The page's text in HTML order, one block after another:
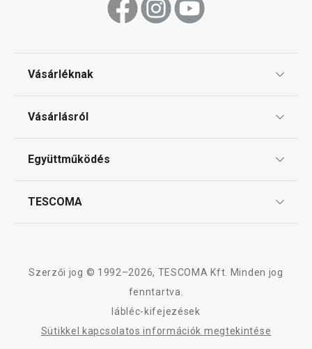
Vásárléknak
Gyakori kérdések
Vásárlásról
Reklamáció és termékvisszaküldés
Együttműködés
TESCOMA
Szerzői jog © 1992–2026, TESCOMA Kft. Minden jog
fenntartva.
lábléc-kifejezések
Sütikkel kapcsolatos információk megtekintése